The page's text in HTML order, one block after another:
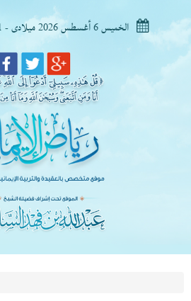
الخميس 6 أغسطس 2026 ميلادى - 21 صفر 1448 هجرى